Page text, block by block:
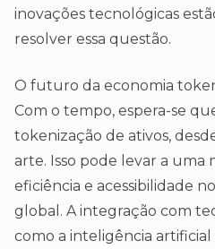
inovações tecnológicas
resolver essa questão.
O futuro da economia
Com o tempo, espera-se
tokenização de ativos,
arte. Isso pode levar a uma
eficiência e acessibilidade
global. A integração com
como a inteligência artificial